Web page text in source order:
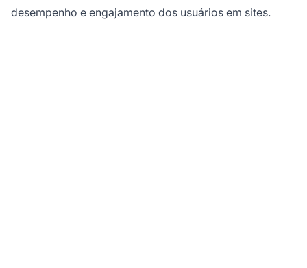
desempenho e engajamento dos usuários em sites.